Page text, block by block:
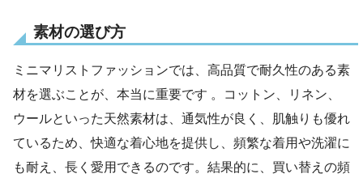
素材の選び方
ミニマリストファッションでは、高品質で耐久性のある素
材を選ぶことが、本当に重要です 。コットン、リネン、
ウールといった天然素材は、通気性が良く、肌触りも優れ
ているため、快適な着心地を提供し、頻繁な着用や洗濯に
も耐え、長く愛用できるのです。結果的に、買い替えの頻